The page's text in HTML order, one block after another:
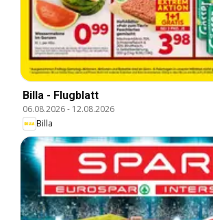
Billa - Flugblatt
06.08.2026- 12.08.2026
Billa